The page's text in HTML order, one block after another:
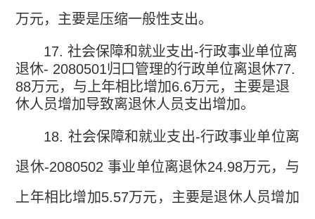
万元，主要是压缩一般性支出。
17.社会保障和就业支出-行政事业单位离
退休- 2080501归口管理的行政单位离退休77.
88万元，与上年相比增加6.6万元，主要是退
休人员增加导致离退休人员支出增加。
18. 社会保障和就业支出-行政事业单位离
退休-2080502 事业单位离退休24.98万元，与
上年相比增加5.57万元，主要是退休人员增加